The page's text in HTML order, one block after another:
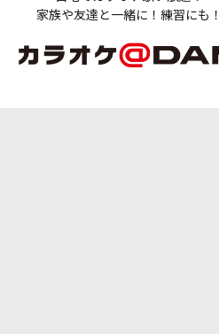
家族や友達と一緒に！練習にも！